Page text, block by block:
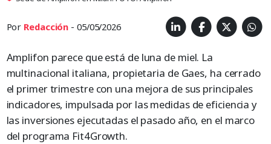
Por Redacción - 05/05/2026
Amplifon parece que está de luna de miel. La
multinacional italiana, propietaria de Gaes, ha cerrado
el primer trimestre con una mejora de sus principales
indicadores, impulsada por las medidas de eficiencia y
las inversiones ejecutadas el pasado año, en el marco
del programa Fit4Growth.